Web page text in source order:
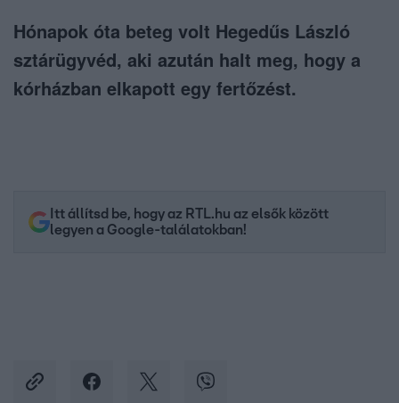
Hónapok óta beteg volt Hegedűs László
sztárügyvéd, aki azután halt meg, hogy a
kórházban elkapott egy fertőzést.
Itt állítsd be, hogy az RTL.hu az elsők között
legyen a Google-találatokban!